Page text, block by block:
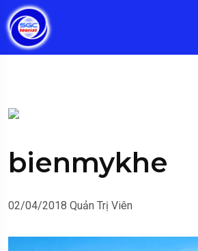
bienmykhe
02/04/2018 Quản Trị Viên